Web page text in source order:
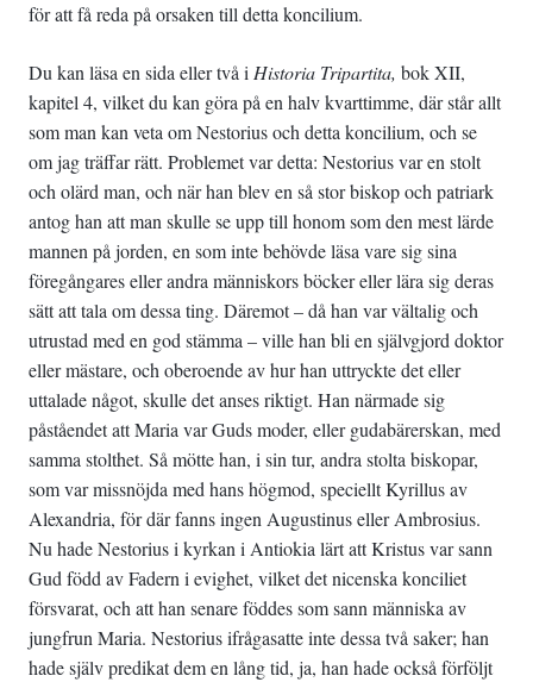
för att få reda på orsaken till detta koncilium.
Du kan läsa en sida eller två iHistoria Tripartita, bok XII,
kapitel 4, vilket du kan göra på en halv kvarttimme, där står allt
som man kan veta om Nestorius och detta koncilium, och se
om jag träffar rätt. Problemet var detta: Nestorius var en stolt
och olärd man, och när han blev en så stor biskop och patriark
antog han att man skulle se upp till honom som den mest lärde
mannen på jorden, en som inte behövde läsa vare sig sina
föregångares eller andra människors böcker eller lära sig deras
sätt att tala om dessa ting. Däremot – då han var vältalig och
utrustad med en god stämma – ville han bli en självgjord doktor
eller mästare, och oberoende av hur han uttryckte det eller
uttalade något, skulle det anses riktigt. Han närmade sig
påståendet att Maria var Guds moder, eller gudabärerskan, med
samma stolthet. Så mötte han, i sin tur, andra stolta biskopar,
som var missnöjda med hans högmod, speciellt Kyrillus av
Alexandria, för där fanns ingen Augustinus eller Ambrosius.
Nu hade Nestorius i kyrkan i Antiokia lärt att Kristus var sann
Gud född av Fadern i evighet, vilket det nicenska konciliet
försvarat, och att han senare föddes som sann människa av
jungfrun Maria. Nestorius ifrågasatte inte dessa två saker; han
hade själv predikat dem en lång tid, ja, han hade också förföljt